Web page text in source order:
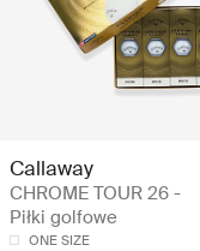
Callaway
CHROME TOUR 26 -
Piłki golfowe
ONE SIZE